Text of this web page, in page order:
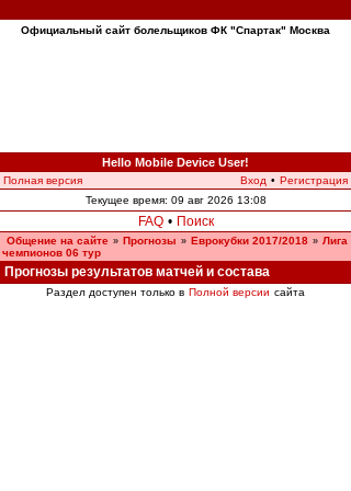
Официальный сайт болельщиков ФК "Спартак" Москва
Hello Mobile Device User!
Полная версия Вход • Регистрация
Текущее время: 09 авг 2026 13:08
FAQ • Поиск
Общение на сайте » Прогнозы » Еврокубки 2017/2018 » Лига
чемпионов 06 тур
Прогнозы результатов матчей и состава
Раздел доступен только в Полной версии сайта